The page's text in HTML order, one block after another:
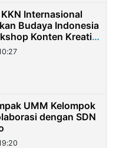
Internasional
Budaya Indonesia
Konten Kreatif
UMM Kelompok
dengan SDN